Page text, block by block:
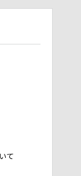
て